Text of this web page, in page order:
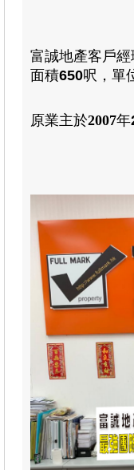
富誠地產客戶經
面積650呎， 單
原業主於2007年